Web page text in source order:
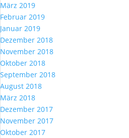
März 2019
Februar 2019
Januar 2019
Dezember 2018
November 2018
Oktober 2018
September 2018
August 2018
März 2018
Dezember 2017
November 2017
Oktober 2017